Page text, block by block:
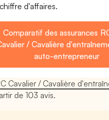
d'affaires.
Comparatif des assurances
/ Cavalière
auto-entrepreneur
Cavalier / Cavalière
de103 avis.